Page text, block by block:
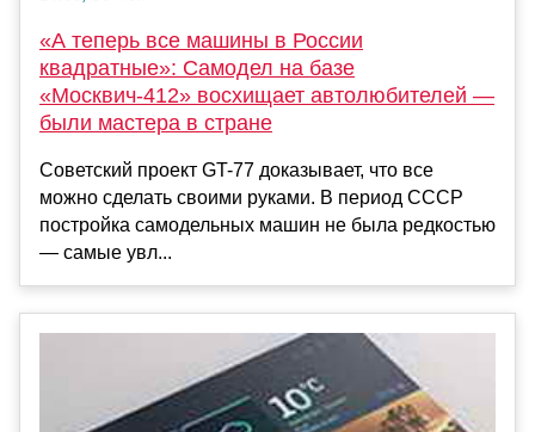
«А теперь все машины в России
квадратные»: Самодел на базе
«Москвич-412» восхищает автолюбителей —
были мастера в стране
Советский проект GT-77 доказывает, что все
можно сделать своими руками. В период СССР
постройка самодельных машин не была редкостью
— самые увл...